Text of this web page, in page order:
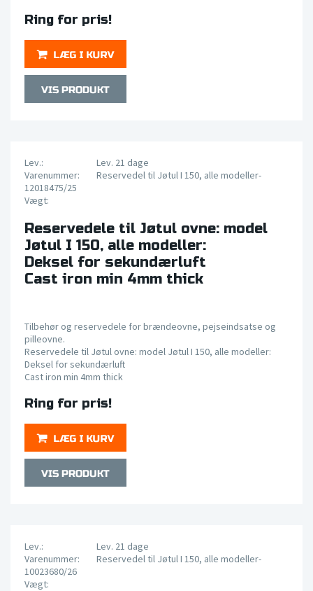
Ring for pris!
Lev.:
Lev. 21 dage
Varenummer:
Reservedel til Jøtul I 150, alle modeller-
12018475/25
Vægt:
Reservedele til Jøtul ovne: model
Jøtul I 150, alle modeller:
Deksel for sekundærluft
Cast iron min 4mm thick
Tilbehør og reservedele for brændeovne, pejseindsatse og
pilleovne.
Reservedele til Jøtul ovne: model Jøtul I 150, alle modeller:
Deksel for sekundærluft
Cast iron min 4mm thick
Ring for pris!
Lev.:
Lev. 21 dage
Varenummer:
Reservedel til Jøtul I 150, alle modeller-
10023680/26
Vægt: